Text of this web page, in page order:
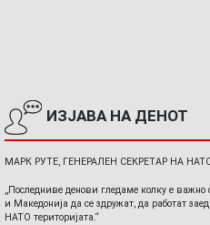
ИЗЈАВА НА ДЕНОТ
МАРК РУТЕ, ГЕНЕРАЛЕН СЕКРЕТАР НА
„Последниве денови гледаме колку е
и Македонија да се здружат, да работат
НАТО територијата.“